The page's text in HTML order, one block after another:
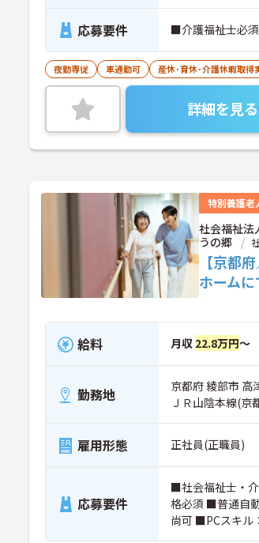
応募要件 ■介護福祉士必
夜勤専従 車通勤可 産休･育休･介護休暇取得
詳細を見る
特別養護老
社会福祉法
うの郷
【京都
ホーム
給料 月収 22.8万円～
勤務地
京都府 綾部市
ＪＲ山陰本線(京
雇用形態 正社員(正職員)
応募要件
■社会福祉士・
格必須 ■普通自
尚可 ■PCスキル